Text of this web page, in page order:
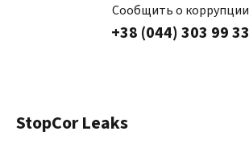
Сообщить о коррупции
+38 (044) 303 99 33
StopCor Leaks